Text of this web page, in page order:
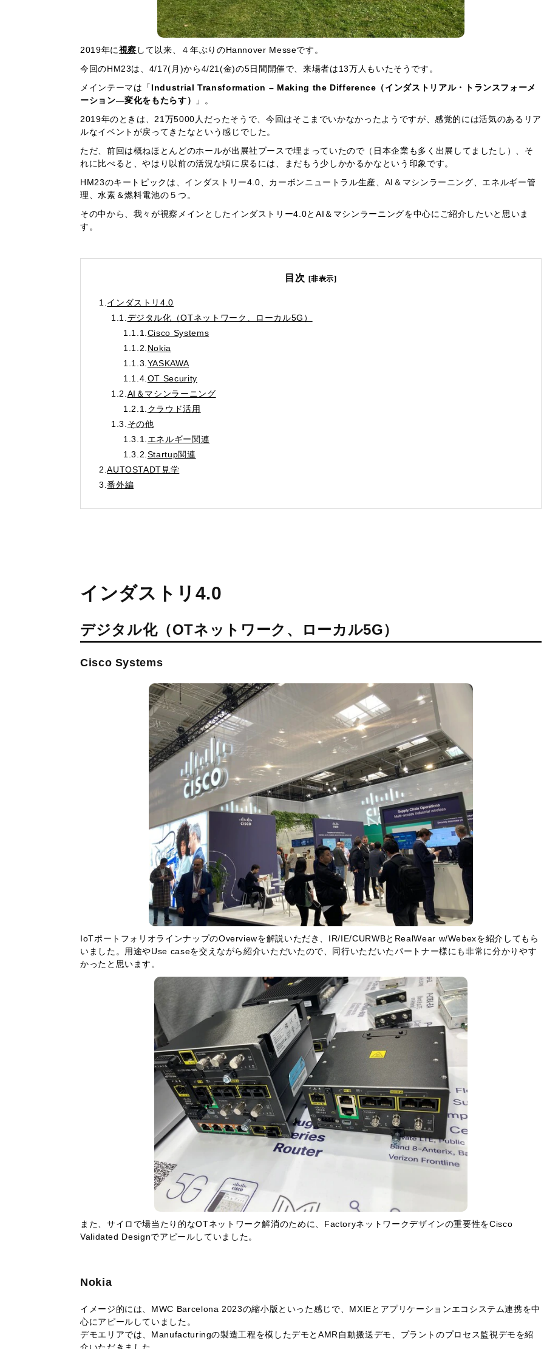
2019年に視察 して以来、４年ぶりのHannover Messeです。
今回のHM23は、4/17(月)から4/21(金)の5日間開催で、来場者は13万人もいたそうです。
メインテーマは「Industrial Transformation – Making the Difference（インダストリアル・トランスフォーメ
ーション—変化をもたらす）
」。
2019年のときは、21万5000人だったそうで、今回はそこまでいかなかったようですが、感覚的には活気のあるリア
ルなイベントが戻ってきたなという感じでした。
ただ、前回は概ねほとんどのホールが出展社ブースで埋まっていたので（日本企業も多く出展してましたし）、そ
れに比べると、やはり以前の活況な頃に戻るには、まだもう少しかかるかなという印象です。
HM23のキートピックは、インダストリー4.0、カーボンニュートラル生産、AI＆マシンラーニング、エネルギー管
理、水素＆燃料電池の５つ。
その中から、我々が視察メインとしたインダストリー4.0とAI＆マシンラーニングを中心にご紹介したいと思いま
す。
目次 [非表示]
1. インダストリ4.0
1.1. デジタル化（OTネットワーク、ローカル5G）
1.1.1. Cisco Systems
1.1.2. Nokia
1.1.3. YASKAWA
1.1.4. OT Security
1.2. AI＆マシンラーニング
1.2.1. クラウド活用
1.3. その他
1.3.1. エネルギー関連
1.3.2. Startup関連
2.AUTOSTADT見学
3.番外編
インダストリ4.0
デジタル化（OTネットワーク、ローカル5G）
Cisco Systems
IoTポートフォリオラインナップのOverviewを解説いただき、IR/IE/CURWBとRealWear w/Webexを紹介してもら
いました。用途やUse caseを交えながら紹介いただいたので、同行いただいたパートナー様にも非常に分かりやす
かったと思います。
また、サイロで場当たり的なOTネットワーク解消のために、Factoryネットワークデザインの重要性をCisco
Validated Designでアピールしていました。
Nokia
イメージ的には、MWC Barcelona 2023の縮小版といった感じで、MXIEとアプリケーションエコシステム連携を中
心にアピールしていました。
デモエリアでは、Manufacturingの製造工程を模したデモとAMR自動搬送デモ、プラントのプロセス監視デモを紹